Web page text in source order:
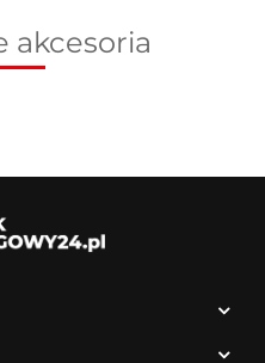
akcesoria